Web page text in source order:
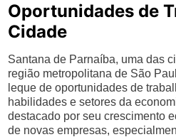
Oportunidades de
Cidade
Santana de Parnaíba, uma das
região metropolitana de São
leque de oportunidades de
habilidades e setores da
destacado por seu crescimento
de novas empresas,